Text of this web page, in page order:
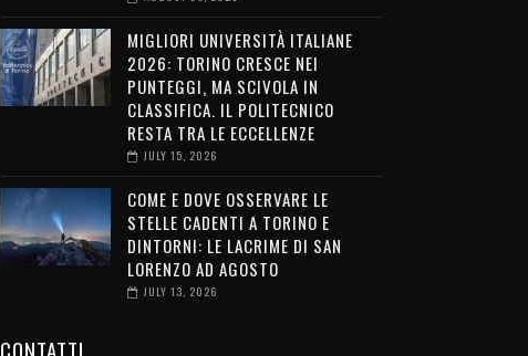
MIGLIORI UNIVERSITÀ ITALIANE
2026: TORINO CRESCE NEI
PUNTEGGI, MA SCIVOLA IN
CLASSIFICA. IL POLITECNICO
RESTA TRA LE ECCELLENZE
JULY 15, 2026
COME E DOVE OSSERVARE LE
STELLE CADENTI A TORINO E
DINTORNI: LE LACRIME DI SAN
LORENZO AD AGOSTO
JULY 13, 2026
CONTATTI